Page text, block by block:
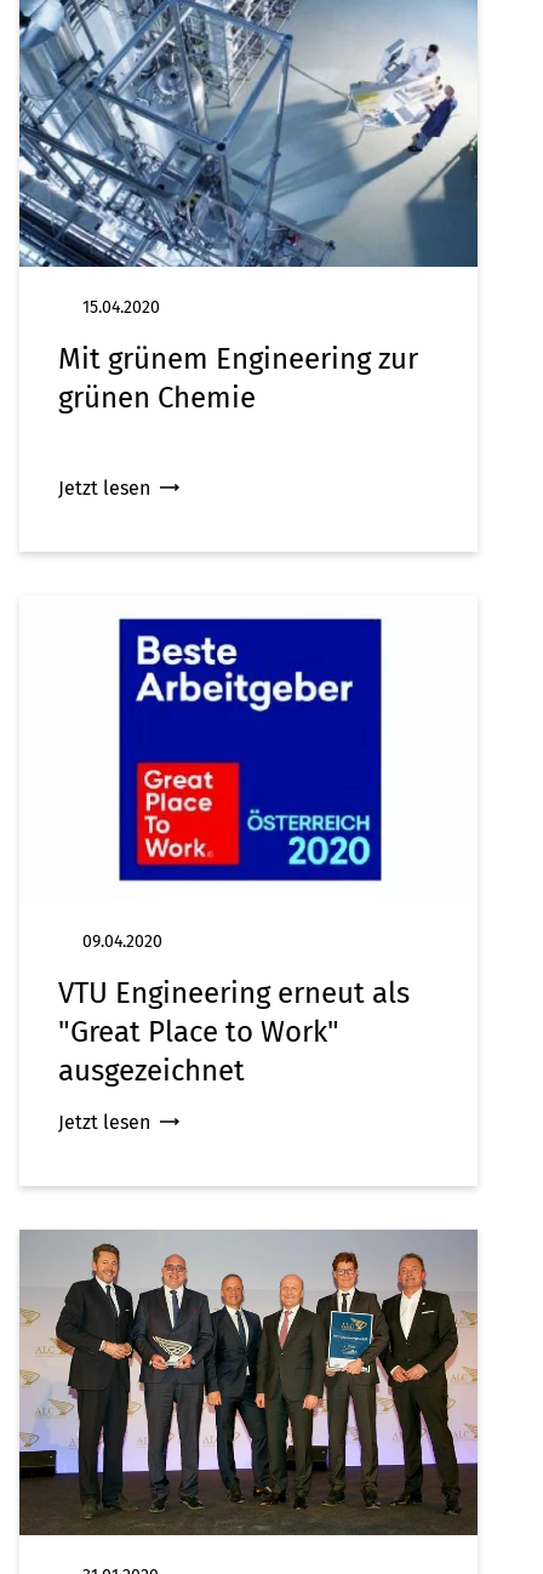
15.04.2020
Mit grünem Engineering zur
grünen Chemie
Jetzt lesen
09.04.2020
VTU Engineering erneut als
"Great Place to Work"
ausgezeichnet
Jetzt lesen